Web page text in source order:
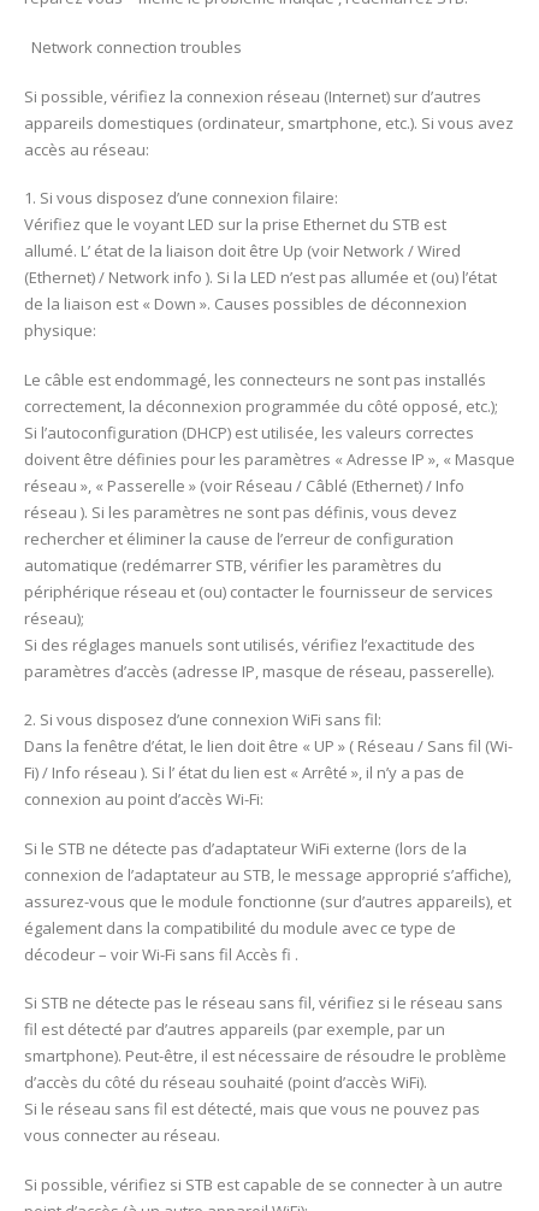
Network connection troubles
Si possible, vérifiez la connexion réseau (Internet) sur d’autres
appareils domestiques (ordinateur, smartphone, etc.). Si vous avez
accès au réseau:
1. Si vous disposez d’une connexion filaire:
Vérifiez que le voyant LED sur la prise Ethernet du STB est
allumé. L’ état de la liaison doit être Up (voir Network / Wired
(Ethernet) / Network info ). Si la LED n’est pas allumée et (ou) l’état
de la liaison est « Down ». Causes possibles de déconnexion
physique:
Le câble est endommagé, les connecteurs ne sont pas installés
correctement, la déconnexion programmée du côté opposé, etc.);
Si l’autoconfiguration (DHCP) est utilisée, les valeurs correctes
doivent être définies pour les paramètres « Adresse IP », « Masque
réseau », « Passerelle » (voir Réseau / Câblé (Ethernet) / Info
réseau ). Si les paramètres ne sont pas définis, vous devez
rechercher et éliminer la cause de l’erreur de configuration
automatique (redémarrer STB, vérifier les paramètres du
périphérique réseau et (ou) contacter le fournisseur de services
réseau);
Si des réglages manuels sont utilisés, vérifiez l’exactitude des
paramètres d’accès (adresse IP, masque de réseau, passerelle).
2. Si vous disposez d’une connexion WiFi sans fil:
Dans la fenêtre d’état, le lien doit être « UP » ( Réseau / Sans fil (Wi-
Fi) / Info réseau ). Si l’ état du lien est « Arrêté », il n’y a pas de
connexion au point d’accès Wi-Fi:
Si le STB ne détecte pas d’adaptateur WiFi externe (lors de la
connexion de l’adaptateur au STB, le message approprié s’affiche),
assurez-vous que le module fonctionne (sur d’autres appareils), et
également dans la compatibilité du module avec ce type de
décodeur – voir Wi-Fi sans fil Accès fi .
Si STB ne détecte pas le réseau sans fil, vérifiez si le réseau sans
fil est détecté par d’autres appareils (par exemple, par un
smartphone). Peut-être, il est nécessaire de résoudre le problème
d’accès du côté du réseau souhaité (point d’accès WiFi).
Si le réseau sans fil est détecté, mais que vous ne pouvez pas
vous connecter au réseau.
Si possible, vérifiez si STB est capable de se connecter à un autre